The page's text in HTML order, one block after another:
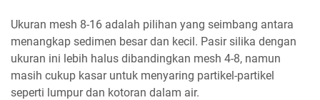
Ukuran mesh 8-16 adalah pilihan yang seimbang antara
menangkap sedimen besar dan kecil. Pasir silika dengan
ukuran ini lebih halus dibandingkan mesh 4-8, namun
masih cukup kasar untuk menyaring partikel-partikel
seperti lumpur dan kotoran dalam air.